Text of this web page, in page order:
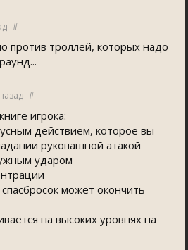
#
против троллей, которых надо
#
игрока:
действием, которое вы
рукопашной атакой
ударом
может окончить
на высоких уровнях на